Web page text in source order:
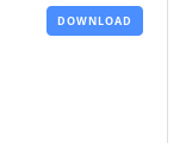
DOWNLOAD